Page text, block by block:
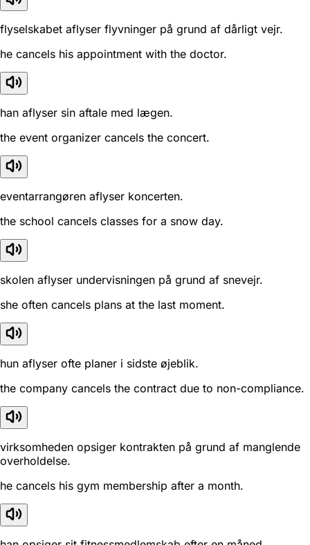
flyselskabet aflyser flyvninger på grund af dårligt vejr.
he cancels his appointment with the doctor.
han aflyser sin aftale med lægen.
the event organizer cancels the concert.
eventarrangøren aflyser koncerten.
the school cancels classes for a snow day.
skolen aflyser undervisningen på grund af snevejr.
she often cancels plans at the last moment.
hun aflyser ofte planer i sidste øjeblik.
the company cancels the contract due to non-compliance.
virksomheden opsiger kontrakten på grund af manglende
overholdelse.
he cancels his gym membership after a month.